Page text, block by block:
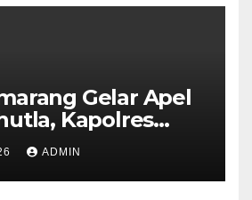
Gelar Apel
Kapolres
dan
Hadapi Musim
ADMIN